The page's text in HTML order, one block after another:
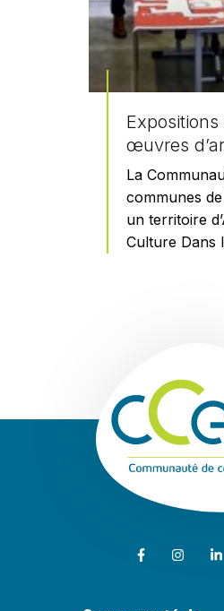
Expositions
œuvres
La
communes de
un territoire
Culture Dans
Lien vers le
Lien